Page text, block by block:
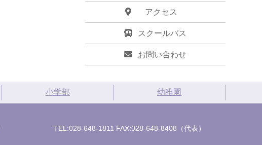
アクセス
スクールバス
お問い合わせ
小学部 幼稚園
TEL:028-648-1811 FAX:028-648-8408（代表）